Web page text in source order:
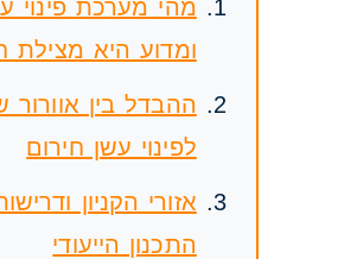
מהי מערכת פינוי
ומדוע היא מצילת
ההבדל בין אוורור
לפינוי עשן חירום
אזורי הקניון
התכנון הייעודי